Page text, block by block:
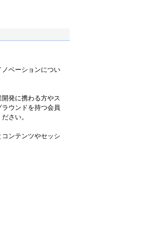
ベーションについ
発に携わる方やス
ウンドを持つ会員
さい。
ンテンツやセッシ